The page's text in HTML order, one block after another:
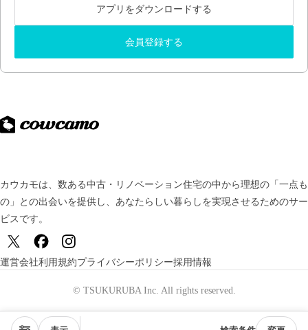
アプリをダウンロードする
会員登録する
カウカモは、数ある中古・リノベーション住宅の中から理想の「一点も
の」との出会いを提供し、 あなたらしい暮らしを実現させるためのサー
ビスです。
運営会社利用規約プライバシーポリシー採用情報
© TSUKURUBA Inc. All rights reserved.